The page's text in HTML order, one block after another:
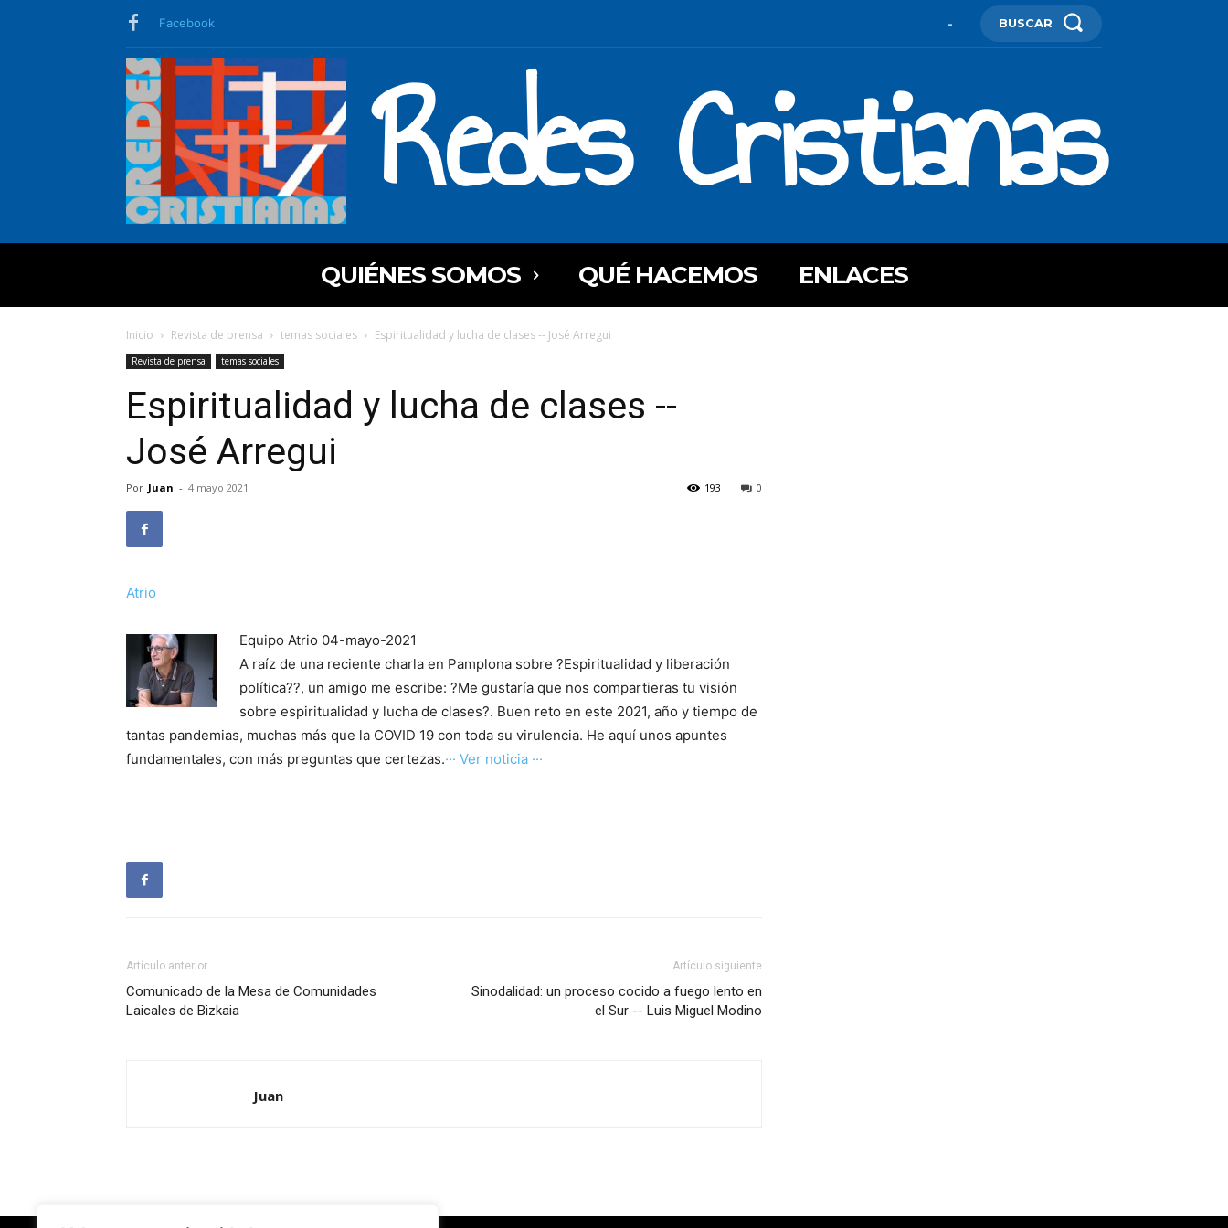
Facebook - BUSCAR
Redes Cristianas
QUIÉNES SOMOS QUÉ HACEMOS ENLACES
Inicio Revista de prensa temas sociales Espiritualidad y lucha de clases -- José Arregui
Revista de prensa temas sociales
Espiritualidad y lucha de clases --
José Arregui
Por Juan - 4 mayo 2021 0
193
Atrio
Equipo Atrio 04-mayo-2021
A raíz de una reciente charla en Pamplona sobre ?Espiritualidad y liberación
política??, un amigo me escribe: ?Me gustaría que nos compartieras tu visión
sobre espiritualidad y lucha de clases?. Buen reto en este 2021, año y tiempo de
tantas pandemias, muchas más que la COVID 19 con toda su virulencia. He aquí unos apuntes
fundamentales, con más preguntas que certezas.··· Ver noticia ···
Artículo anterior
Comunicado de la Mesa de Comunidades
Laicales de Bizkaia
Artículo siguiente
Sinodalidad: un proceso cocido a fuego lento en
el Sur -- Luis Miguel Modino
Juan